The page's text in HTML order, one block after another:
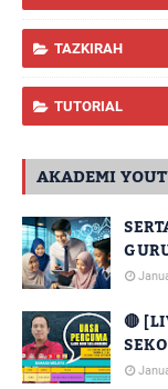
TAZKIRAH
TUTORIAL
AKADEMI
🔴